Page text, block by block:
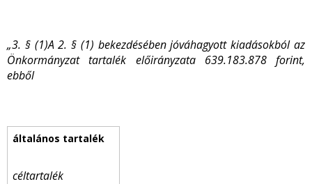
„3. § (1)A 2. § (1) bekezdésében jóváhagyott kiadásokból az
Önkormányzat tartalék előirányzata 639.183.878 forint,
ebből
céltartalék